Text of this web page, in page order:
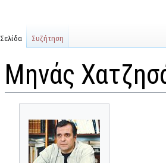
Μηνάς
πλοήγηση
αναζήτηση
Σελίδα Συζήτηση